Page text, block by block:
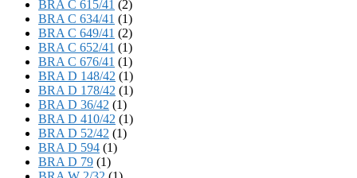
BRA C 615/41 (2)
BRA C 634/41 (1)
BRA C 649/41 (2)
BRA C 652/41 (1)
BRA C 676/41 (1)
BRA D 148/42 (1)
BRA D 178/42 (1)
BRA D 36/42 (1)
BRA D 410/42 (1)
BRA D 52/42 (1)
BRA D 594 (1)
BRA D 79 (1)